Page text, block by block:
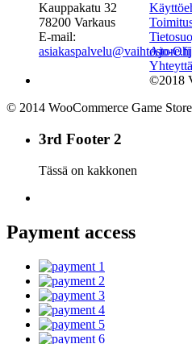
Kauppakatu 32
78200 Varkaus
E-mail:
asiakaspalvelu@vaihtostore.fi
Ajo-
©2018
© 2014 WooCommerce Game
3rd Footer 2
Tässä on kakkonen
Payment access